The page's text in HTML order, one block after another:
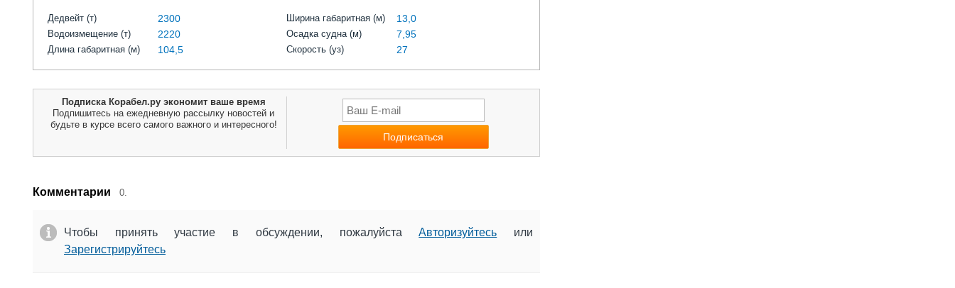
Дедвейт (т) 2300
Водоизмещение (т) 2220
Длина габаритная (м) 104,5
Ширина габаритная (м) 13,0
Осадка судна (м) 7,95
Скорость (уз) 27
Подписка Корабел.ру экономит ваше время
Подпишитесь на ежедневную рассылку новостей и
будьте в курсе всего самого важного и интересного!
Комментарии 0.
Чтобы принять участие в обсуждении, пожалуйстаАвторизуйтесь или
Зарегистрируйтесь